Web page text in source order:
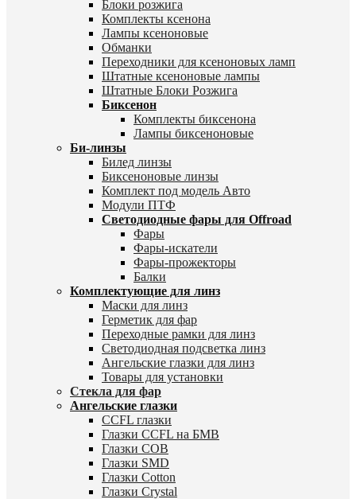
Блоки розжига
Комплекты ксенона
Лампы ксеноновые
Обманки
Переходники для ксеноновых ламп
Штатные ксеноновые лампы
Штатные Блоки Розжига
Биксенон
Комплекты биксенона
Лампы биксеноновые
Би-линзы
Билед линзы
Биксеноновые линзы
Комплект под модель Авто
Модули ПТФ
Светодиодные фары для Offroad
Фары
Фары-искатели
Фары-прожекторы
Балки
Комплектующие для линз
Маски для линз
Герметик для фар
Переходные рамки для линз
Светодиодная подсветка линз
Ангельские глазки для линз
Товары для установки
Стекла для фар
Ангельские глазки
CCFL глазки
Глазки CCFL на БМВ
Глазки COB
Глазки SMD
Глазки Cotton
Глазки Crystal